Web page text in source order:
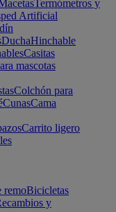
MacetasTermómetros y
Artificial
DuchaHinchable
Casitas
mascotas
Colchón para
CunasCama
Carrito ligero
remoBicicletas
y